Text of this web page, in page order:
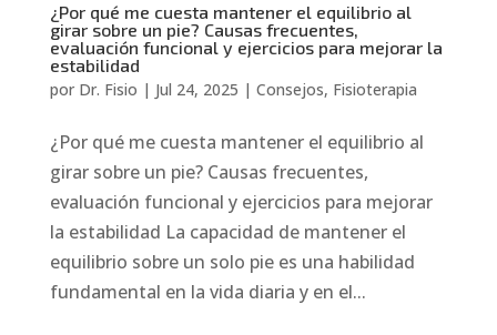
¿Por qué me cuesta mantener el equilibrio al
girar sobre un pie? Causas frecuentes,
evaluación funcional y ejercicios para mejorar la
estabilidad
por Dr. Fisio | Jul 24, 2025 | Consejos, Fisioterapia
¿Por qué me cuesta mantener el equilibrio al
girar sobre un pie? Causas frecuentes,
evaluación funcional y ejercicios para mejorar
la estabilidad La capacidad de mantener el
equilibrio sobre un solo pie es una habilidad
fundamental en la vida diaria y en el...